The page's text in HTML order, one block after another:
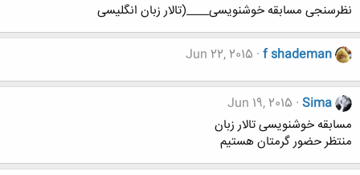
نظرسنجی مسابقه خوشنویسی____(تالار زبان انگلیسی
f shademan
Jun 22, 2015
Sima
Jun 19, 2015
مسابقه خوشنویسی تالار زبان
منتظر حضور گرمتان هستیم